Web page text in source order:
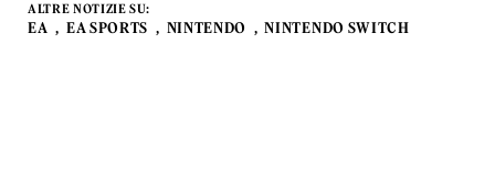
ALTRE NOTIZIE SU:
EA EA SPORTS NINTENDO NINTENDO SWITCH